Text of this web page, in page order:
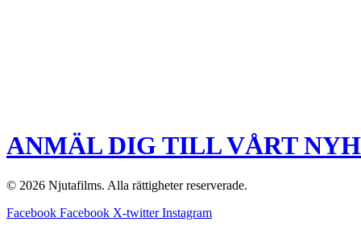
ANMÄL DIG TILL VÅRT
© 2026 Njutafilms. Alla rättigheter reserverade.
Facebook Facebook X-twitter Instagram